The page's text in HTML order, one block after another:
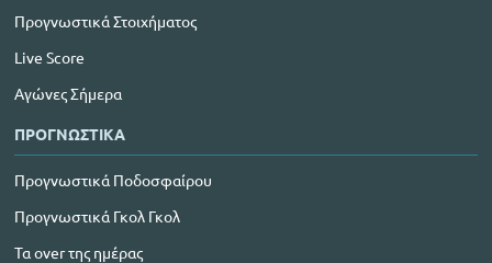
Προγνωστικά Στοιχήματος
Live Score
Αγώνες Σήμερα
ΠΡΟΓΝΩΣΤΙΚΑ
Προγνωστικά Ποδοσφαίρου
Προγνωστικά Γκολ Γκολ
Τα over της ημέρας